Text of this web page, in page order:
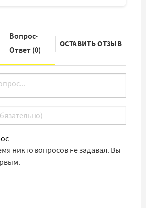
Вопрос-
Ответ (0)
ОСТАВИТЬ ОТЗЫВ
никто вопросов не задавал. Вы